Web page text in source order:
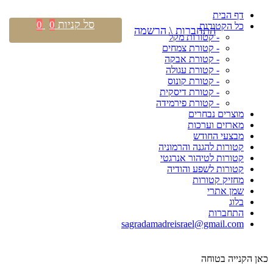
דף הבית
כל הקטורות
- קטורות מקל
- קטורת צמחים
- קטורת אבקה
- קטורת עגולה
- קטורת קונוס
- קטורת דיסקית
- קטורת פירמידה
מוצרים נבחרים
מארזים וערכות
מבצעי החודש
קטורות להגנה והרמוניה
קטורות לטיהור אנרגטי
קטורות לשפע והודיה
מחזיק קטורות
שמן אתרי
בלוג
התחברות
sagradamadreisrael@gmail.com
כאן הקנייה בטוחה
התחברות \ הרשמה סל קניות 0
0